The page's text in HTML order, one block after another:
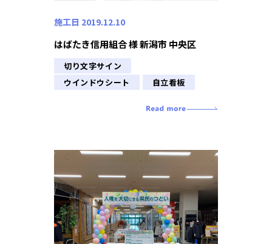
施工日 2019.12.10
はばたき信用組合 様 新潟市 中央区
切り文字サイン
ウインドウシート
自立看板